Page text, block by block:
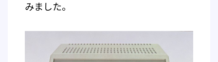
みました。